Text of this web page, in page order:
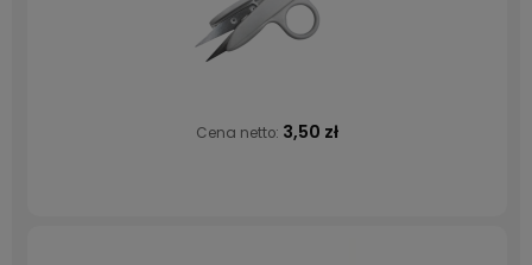
Cena netto: 3,50 zł